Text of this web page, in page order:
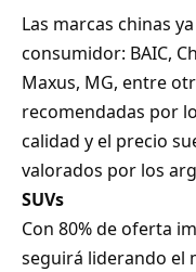
Las marcas chinas
consumidor: BAIC,
Maxus, MG, entre
recomendadas por
calidad y el precio
valorados por los
SUVs
Con 80% de oferta
seguirá liderando el